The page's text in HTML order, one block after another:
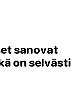
sanovat
on selvästi